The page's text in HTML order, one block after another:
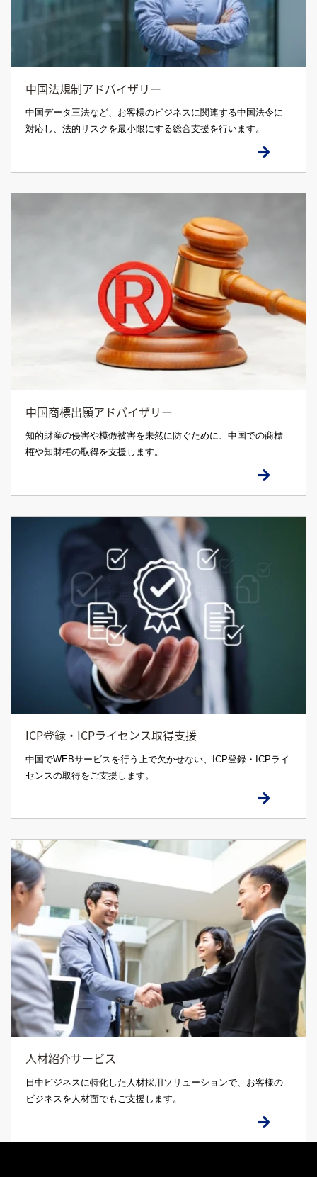
中国法規制アドバイザリー
中国データ三法など、お客様のビジネスに関連する中国法令に
対応し、法的リスクを最小限にする総合支援を行います。
中国商標出願アドバイザリー
知的財産の侵害や模倣被害を未然に防ぐために、中国での商標
権や知財権の取得を支援します。
ICP登録・ICPライセンス取得支援
中国でWEBサービスを行う上で欠かせない、ICP登録・ICPライ
センスの取得をご支援します。
人材紹介サービス
日中ビジネスに特化した人材採用ソリューションで、お客様の
ビジネスを人材面でもご支援します。